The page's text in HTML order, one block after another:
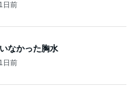
1日前
なかった胸水
1日前